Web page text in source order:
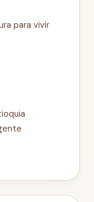
para vivir